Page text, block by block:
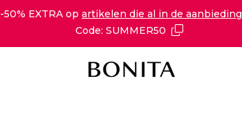
-50% EXTRA op artikelen die al in de aanbieding
Code: SUMMER50